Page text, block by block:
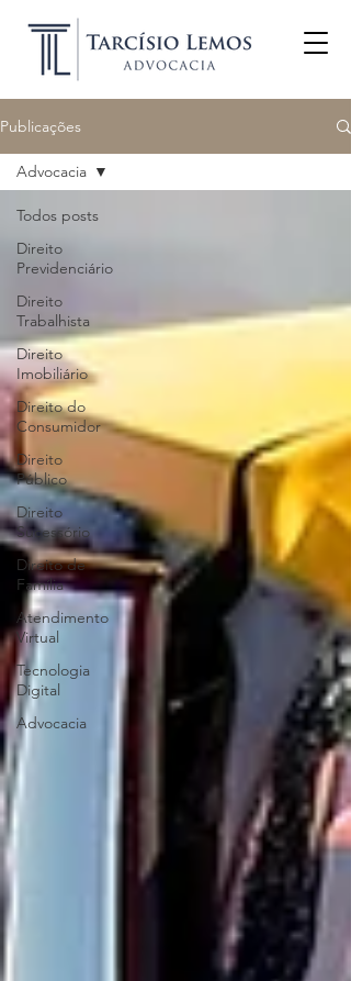
Publicações
Todos posts
Direito
Previdenciário
Direito
Trabalhista
Direito
Imobiliário
Direito do
Consumidor
Direito
Público
Direito
Sucessório
Direito de
Família
Atendimento
Virtual
Tecnologia
Digital
Advocacia
Advocacia